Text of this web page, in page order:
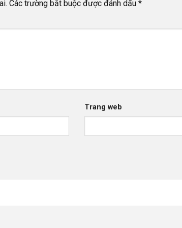
Các trường bắt buộc được đánh dấu *
Trang web